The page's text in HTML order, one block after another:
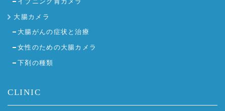
大腸カメラ
大腸がんの症状と治療
女性のための大腸カメラ
下剤の種類
CLINIC